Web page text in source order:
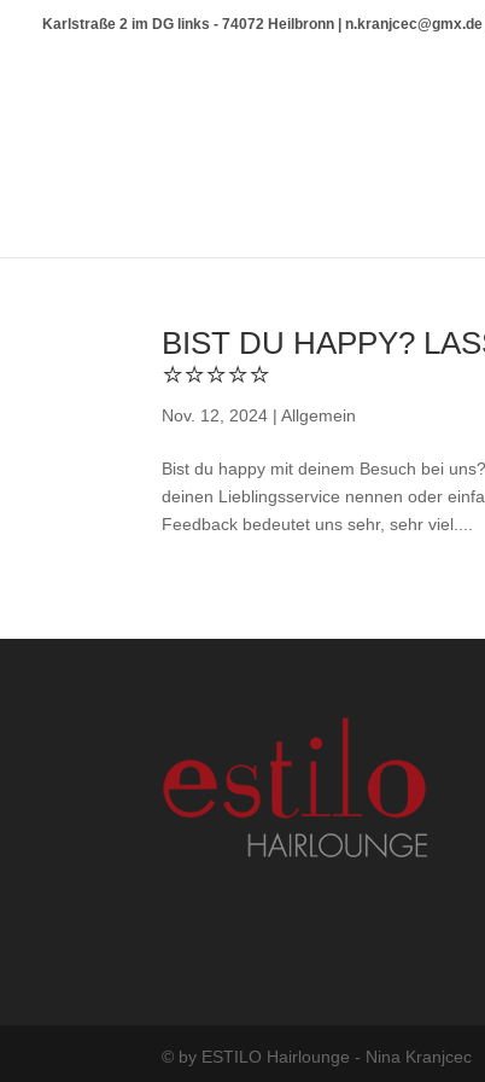
Karlstraße 2 im DG links - 74072 Heilbronn |
BIST DU HAPPY?
⭐⭐⭐⭐⭐
Nov. 12, 2024 |Allgemein
Bist du happy mit deinem Besuch bei
deinen Lieblingsservice nennen oder
Feedback bedeutet uns sehr, sehr viel....
© by ESTILO Hairlounge - Nina Kranjcec